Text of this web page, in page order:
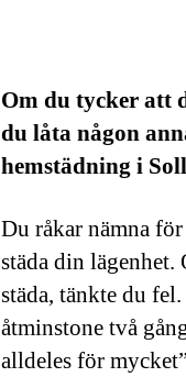
Om du tycker att
du låta någon
hemstädning i
Du råkar nämna
städa din
städa, tänkte du
åtminstone två
alldeles för